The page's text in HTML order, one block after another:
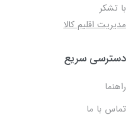
با تشکر
مدیریت اقلیم کالا
دسترسی سریع
راهنما
تماس با ما